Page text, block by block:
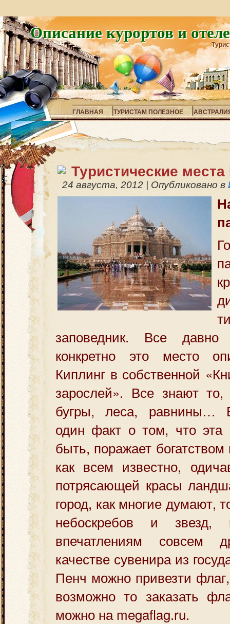
Описание курортов и
ГЛАВНАЯ ТУРИСТАМ ПОЛЕЗНОЕ
Туристические
24 августа, 2012 Опубликовано в
заповедник. Все
конкретно это место
Киплинг в собственной
зарослей». Все знают то,
бугры, леса, равнины…
один факт о том, что эта
быть, поражает
как всем известно,
потрясающей красы
город, как многие думают,
небоскребов и звезд,
впечатлениям совсем
качестве сувенира из
Пенч можно привезти
возможно то заказать
можно на megaflag.ru.